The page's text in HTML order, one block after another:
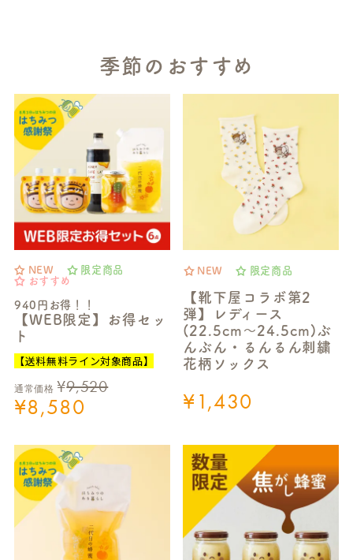
季節のおすすめ
NEW
限定商品
おすすめ
940円お得！！
【WEB限定】お得セッ
ト
【送料無料ライン対象商品】
通常価格 ¥9,520
¥8,580
NEW 限定商品
【靴下屋コラボ第2
弾】レディース
(22.5cm～24.5cm)ぶ
んぶん・るんるん刺繍
花柄ソックス
¥1,430